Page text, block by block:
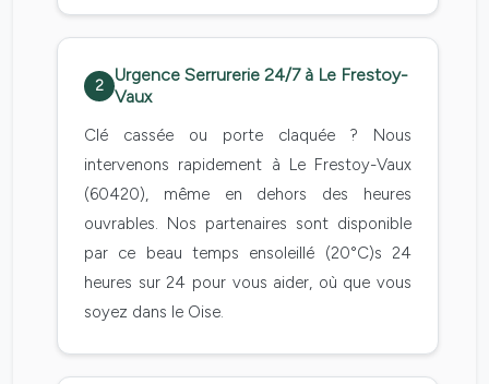
2
Urgence Serrurerie 24/7 à Le Frestoy-
Vaux
Clé cassée ou porte claquée ? Nous
intervenons rapidement à Le Frestoy-Vaux
(60420), même en dehors des heures
ouvrables. Nos partenaires sont disponible
par ce beau temps ensoleillé (20°C)s 24
heures sur 24 pour vous aider, où que vous
soyez dans le Oise.